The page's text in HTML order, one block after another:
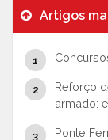
Artigos
Reforço
armado:
Ponte